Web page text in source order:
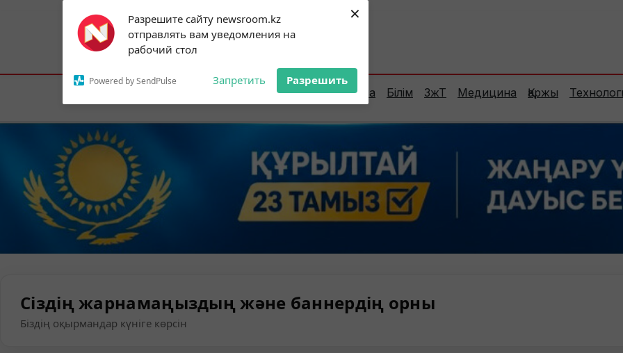
Разрешите сайту newsroom.kz
отправлять вам уведомления на
рабочий стол
Powered by SendPulse Запретить Разрешить
×
Subscribe to our
notifications!
To enable permission prompts, click on
the notification icon
Астана:25°C Алматы:31°C Шымкент:
Елорда Сараптама Білім ЗжТ Медицина Қаржы
Сіздің жарнамаңыздың және баннердің орны
Біздің оқырмандар күніге көрсін